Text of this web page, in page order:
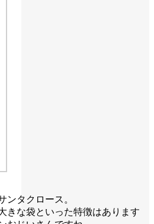
ンタクロース。
きな袋といった特徴はあります